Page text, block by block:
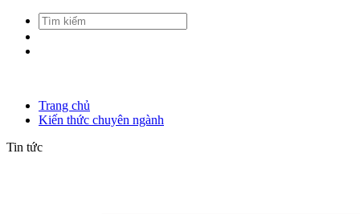
Trang chủ
Kiến thức chuyên ngành
Tin tức